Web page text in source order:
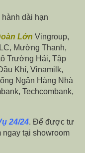
dài hạn
Lớn Vingroup,
Mường Thanh,
Trường Hải, Tập
Khí, Vinamilk,
Ngân Hàng Nhà
Techcombank,
24/24. Để được tư
ngay tại showroom